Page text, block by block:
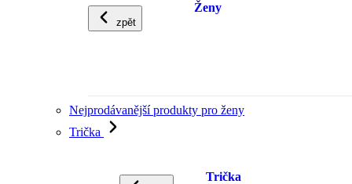
zpět
Ženy
Nejprodávanější produkty pro ženy
Trička
Trička